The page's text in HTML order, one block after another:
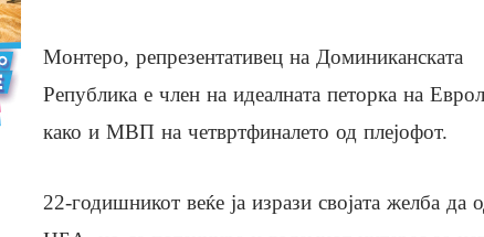
Монтеро, репрезентативец на Доминиканската
Република е член на идеалната петорка на
како и МВП на четвртфиналето од плејофот.
22-годишникот веќе ја изрази својата желба да